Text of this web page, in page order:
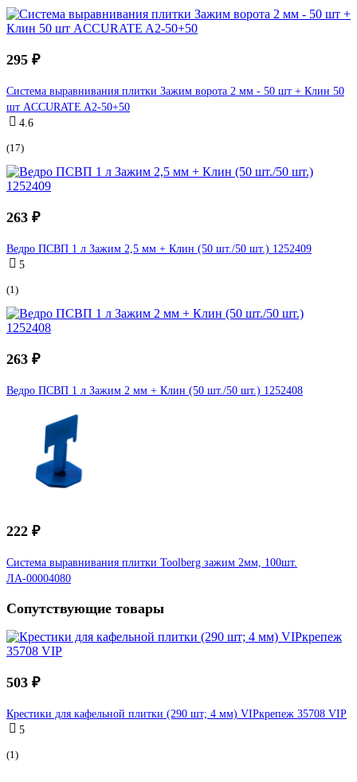
295 ₽
Система выравнивания плитки Зажим ворота 2 мм - 50 шт + Клин 50
шт ACCURATE A2-50+50
4.6
(17)
263 ₽
Ведро ПСВП 1 л Зажим 2,5 мм + Клин (50 шт./50 шт.) 1252409
5
(1)
263 ₽
Ведро ПСВП 1 л Зажим 2 мм + Клин (50 шт./50 шт.) 1252408
222 ₽
Система выравнивания плитки Toolberg зажим 2мм, 100шт.
ЛА-00004080
Сопутствующие товары
503 ₽
Крестики для кафельной плитки (290 шт; 4 мм) VIPкрепеж 35708 VIP
5
(1)